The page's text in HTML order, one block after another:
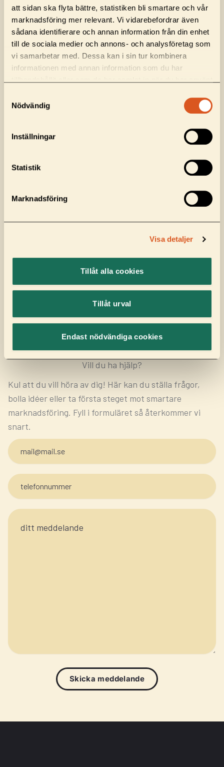
att sidan ska flyta bättre, statistiken bli smartare och vår
marknadsföring mer relevant. Vi vidarebefordrar även
sådana identifierare och annan information från din enhet
till de sociala medier och annons- och analysföretag som
vi samarbetar med. Dessa kan i sin tur kombinera
informationen med annan information som du har
Nödvändig
Inställningar
Statistik
Marknadsföring
Visa detaljer
Tillåt alla cookies
Tillåt urval
Endast nödvändiga cookies
snabbare än många andra.
I praktiken betyder det att du får kampanjer
som optimeras mer effektivt, en strategi som
alltid bygger på de senaste insikterna och en
partner som är rustad för långsiktig tillväxt.
Fungerar som en byrå, känns som kollega.
tre år i rad
Grit är en mediabyrå med norrländsk stabilitet
och spetskompetens inom marknadsföring. Vi
förenklar det komplexa, förädlar det kreativa
och passion i varje beslut. Vi bygger
Vill du ha hjälp?
Kul att du vill höra av dig! Här kan du ställa frågor,
bolla idéer eller ta första steget mot smartare
marknadsföring. Fyll i formuläret så återkommer vi
snart.